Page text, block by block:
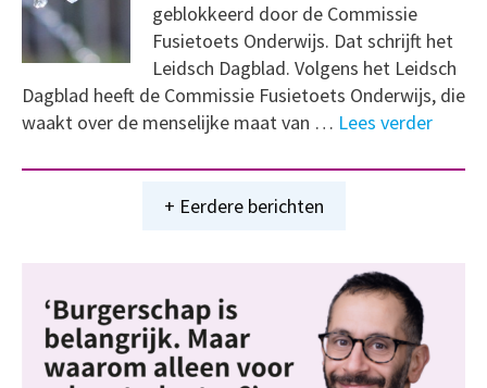
geblokkeerd door de Commissie
Fusietoets Onderwijs. Dat schrijft het
Leidsch Dagblad. Volgens het Leidsch
Dagblad heeft de Commissie Fusietoets Onderwijs, die
waakt over de menselijke maat van … Lees verder
+ Eerdere berichten